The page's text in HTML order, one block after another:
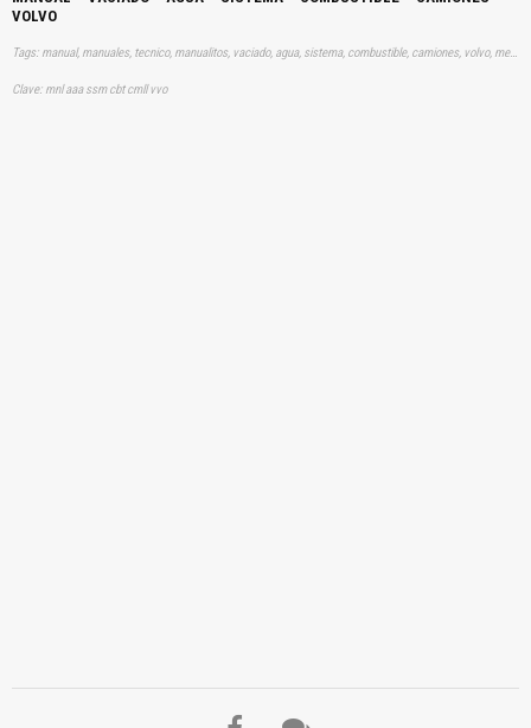
VOLVO
Tags: manual, manuales, tecnico, manualitos, vaciado, agua, sistema, combustible, camiones, volvo, mecanica, automotriz, aprender, descargas
Clave: mnl aaa ssm cbt cmll vvo